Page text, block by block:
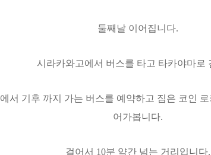
둘째날 이어집니다.
시라카와고에서 버스를 타고 타카야마로
에서 기후 까지 가는 버스를 예약하고 짐은 코인
어가봅니다.
걸어서 10분 약간 넘는 거리입니다.